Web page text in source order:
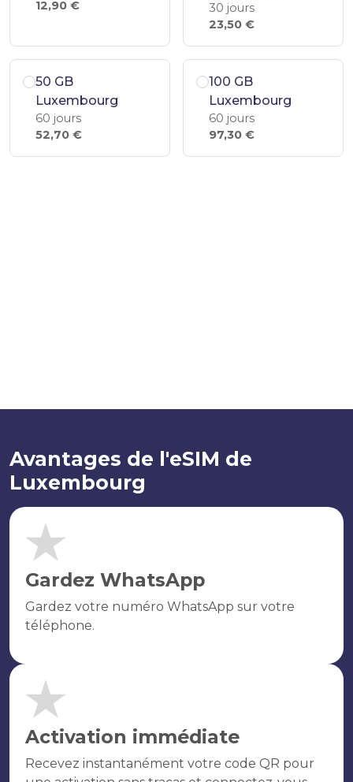
12,90 €
30 jours
23,50 €
50 GB
Luxembourg
60 jours
52,70 €
100 GB
Luxembourg
60 jours
97,30 €
Avantages de l'eSIM de
Luxembourg
Gardez WhatsApp
Gardez votre numéro WhatsApp sur votre
téléphone.
Activation immédiate
Recevez instantanément votre code QR pour